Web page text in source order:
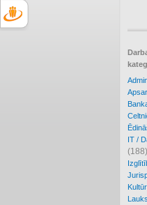
IT /
(188)